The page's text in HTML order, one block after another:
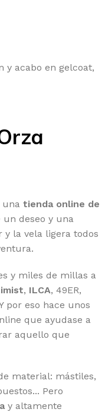
y acabo en gelcoat,
una tienda online de
un deseo y una
y la vela ligera todos
y miles de millas a
, ILCA, 49ER,
por eso hace unos
que ayudase a
aquello que
material: mástiles,
Pero
y altamente